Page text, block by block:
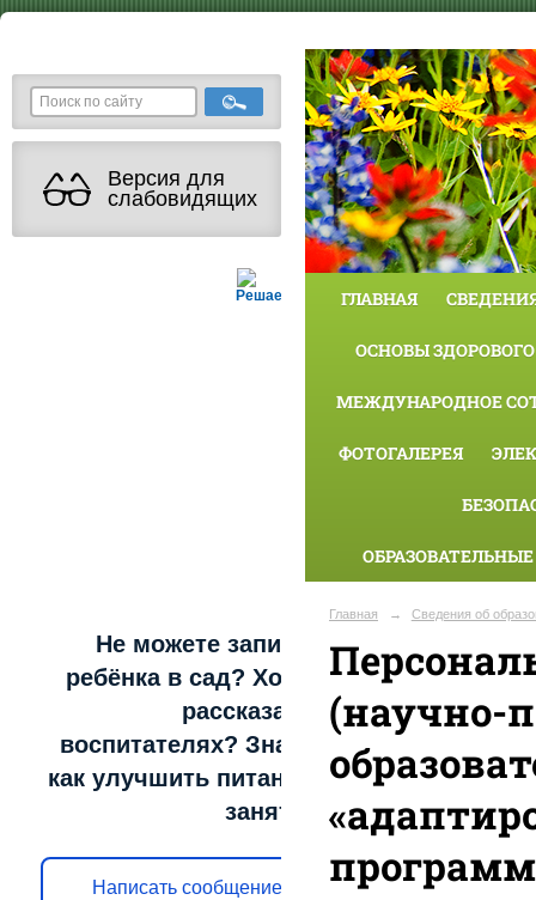
Версия для
слабовидящих
Решаем вместе
Не можете записать
ребёнка в сад? Хотите
рассказать о
воспитателях? Знаете,
как улучшить питание и
занятия?
Написать сообщение
ГЛАВНАЯ
ОСНОВЫ
МЕЖДУНАРОДНОЕ
ФОТОГАЛЕРЕЯ
Главная → Сведения об
(научно-